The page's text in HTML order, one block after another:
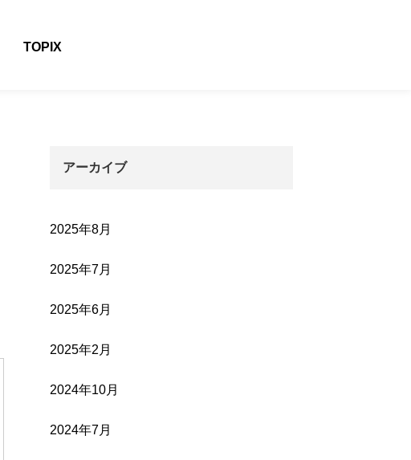
TOPIX
アーカイブ
2025年8月
2025年7月
2025年6月
2025年2月
2024年10月
2024年7月